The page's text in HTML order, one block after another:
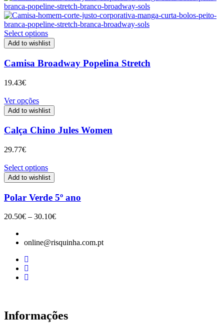
9.50€
through
17.60€
Select options
Add to wishlist
Camisa Broadway Popelina Stretch
19.43€
Ver opções
Add to wishlist
Calça Chino Jules Women
29.77€
Select options
Add to wishlist
Polar Verde 5º ano
20.50€ – 30.10€Price
through
online@risquinha.com.pt
Informações